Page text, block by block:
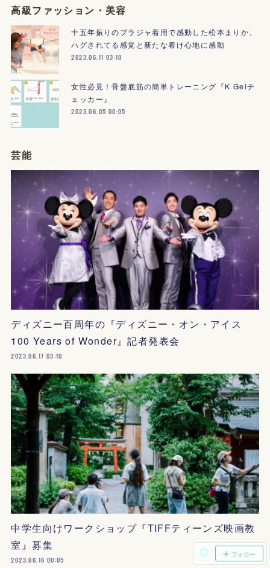
高級ファッション・美容
十五年振りのブラジャ着用で感動した松本まりか、
ハグされてる感覚と新たな着け心地に感動
2023.06.11 03:10
女性必見！骨盤底筋の簡単トレーニング『K Gelチ
ェッカー』
2023.06.05 00:05
芸能
ディズニー百周年の『ディズニー・オン・アイス
100 Years of Wonder』記者発表会
2023.06.17 03:10
中学生向けワークショップ『TIFFティーンズ映画教
室』募集
2023.06.16 00:05
フォロー